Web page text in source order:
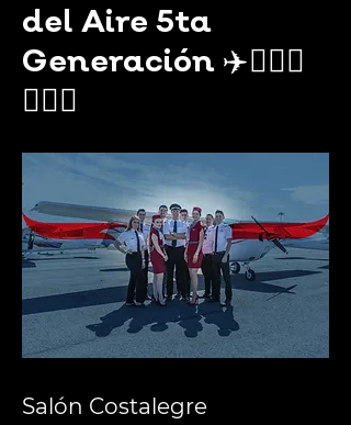
del Aire 5ta
Generación ✈️🧑🏻‍✈️
👨🏻‍✈️
Salón Costalegre